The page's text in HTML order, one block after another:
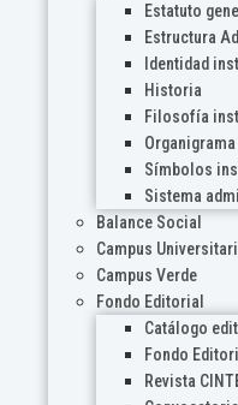
Estatuto
Estructura
Identidad
Historia
Filosofía
Organigrama
Símbolos
Sistema
Balance Social
Campus
Campus Verde
Fondo Editorial
Catálogo
Fondo
Revista